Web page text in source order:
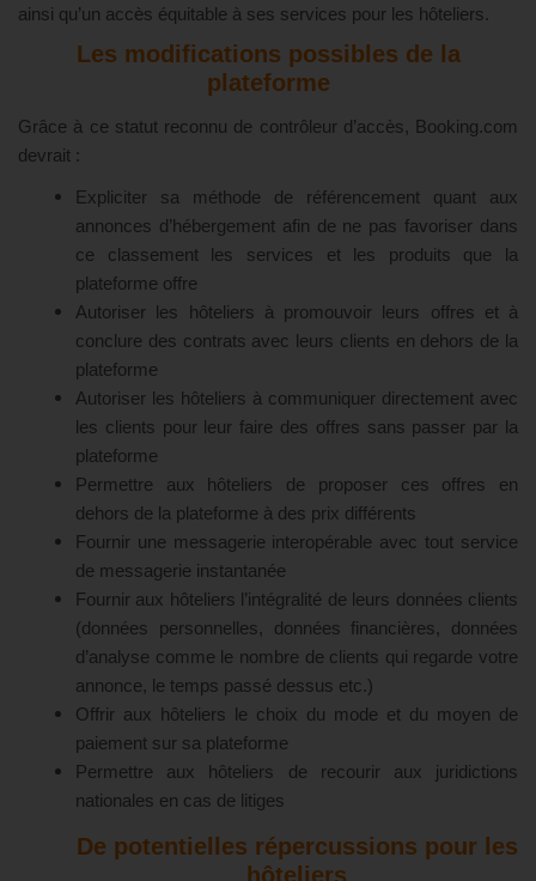
ainsi qu’un accès équitable à ses services pour les hôteliers.
Les modifications possibles de la
plateforme
Grâce à ce statut reconnu de contrôleur d’accès, Booking.com
devrait :
Expliciter sa méthode de référencement quant aux
annonces d’hébergement afin de ne pas favoriser dans
ce classement les services et les produits que la
plateforme offre
Autoriser les hôteliers à promouvoir leurs offres et à
conclure des contrats avec leurs clients en dehors de la
plateforme
Autoriser les hôteliers à communiquer directement avec
les clients pour leur faire des offres sans passer par la
plateforme
Permettre aux hôteliers de proposer ces offres en
dehors de la plateforme à des prix différents
Fournir une messagerie interopérable avec tout service
de messagerie instantanée
Fournir aux hôteliers l’intégralité de leurs données clients
(données personnelles, données financières, données
d’analyse comme le nombre de clients qui regarde votre
annonce, le temps passé dessus etc.)
Offrir aux hôteliers le choix du mode et du moyen de
paiement sur sa plateforme
Permettre aux hôteliers de recourir aux juridictions
nationales en cas de litiges
De potentielles répercussions pour les
hôteliers